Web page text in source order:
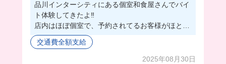
品川インターシティにある個室和食屋さんでバイ
ト体験してきたよ‼️
店内はほぼ個室で、予約されてるお客様がほとん
どらしいの🥺
お部屋ごとにスタッフがついて、お料理を提供し
たりするんだ〜❗️高級店だから少し緊張したけ
交通費全額支給
2025年08月30日